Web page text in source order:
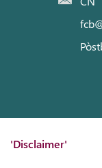
'Disclaimer'